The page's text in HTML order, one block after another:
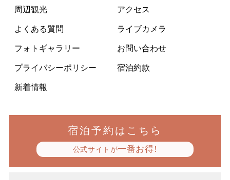
周辺観光 アクセス
よくある質問 ライブカメラ
フォトギャラリー お問い合わせ
プライバシーポリシー 宿泊約款
新着情報
宿泊予約はこちら
公式サイトが一番お得!